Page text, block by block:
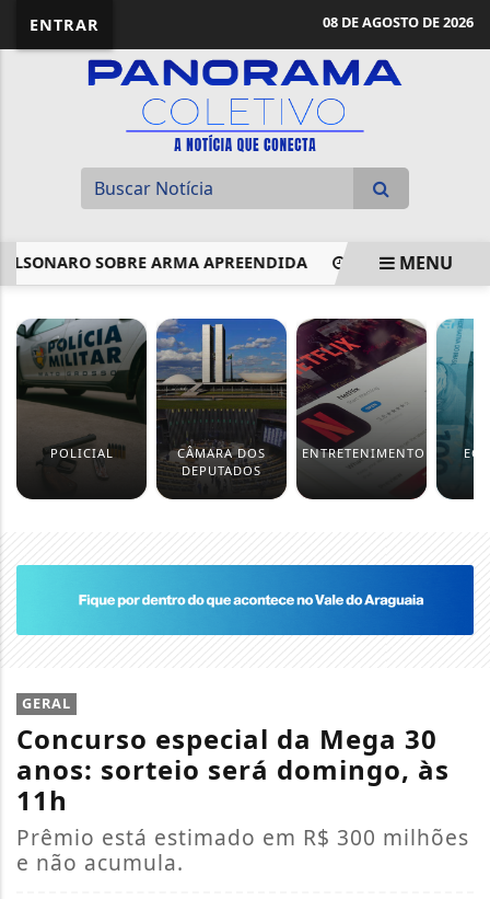
ENTRAR 08 DE AGOSTO DE 2026
SOBRE ARMA APREENDIDA DOIS HOMENS
MENU
POLICIAL
CÂMARA DOS
DEPUTADOS
ENTRETENIMENTO
GERAL
Concurso especial da Mega 30
anos: sorteio será domingo, às
11h
Prêmio está estimado em R$ 300 milhões
e não acumula.